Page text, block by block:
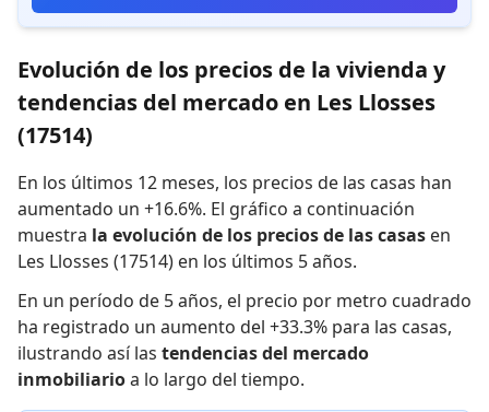
Evolución de los precios de la vivienda y
tendencias del mercado en Les Llosses
(17514)
En los últimos 12 meses, los precios de las casas han
aumentado un +16.6%. El gráfico a continuación
muestra la evolución de los precios de las casas en
Les Llosses (17514) en los últimos 5 años.
En un período de 5 años, el precio por metro cuadrado
ha registrado un aumento del +33.3% para las casas,
ilustrando así las tendencias del mercado
inmobiliarioa lo largo del tiempo.